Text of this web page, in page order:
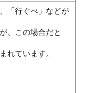
「行ぐべ」などが
、この場合だと
れています。